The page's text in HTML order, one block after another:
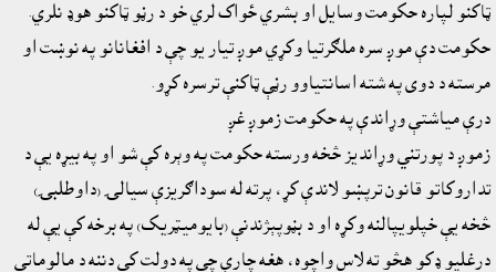
ټاکنو لپاره حکومت وسايل او بشري ځواک لري خو د رڼو ټاکنو هوډ نلري.
حکومت دې موږ سره ملګرتيا وکړي موږ تيار يو چې د افغانانو په نوښت او
مرسته د دوى په شته اسانتياوو رڼې ټاکنې ترسره کړو.
درې مياشتې وړاندې په حکومت زموږ غږ
زموږ د پورتني وړانديز څخه ورسته حکومت په وېره کې شو او په بيړه يې د
تداروکاتو قانون ترپښو لاندې کړ، پرته له سوداګريزې سيالۍ (داوطلبۍ)
څخه يې خپلويپالنه وکړه او د بڼوپېژندنې (بايوميټريک) په برخه کې يې له
درغليو ډکو هڅو ته لاس واچوه، هغه چارې چې په دولت کې دننه د مالوماتي